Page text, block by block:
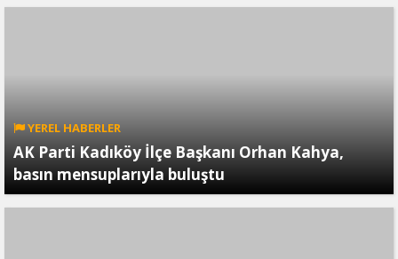
YEREL HABERLER
AK Parti Kadıköy İlçe Başkanı Orhan Kahya,
basın mensuplarıyla buluştu